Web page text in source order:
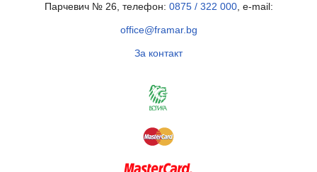
Парчевич № 26, телефон: 0875 / 322 000, e-mail:
office@framar.bg
За контакт